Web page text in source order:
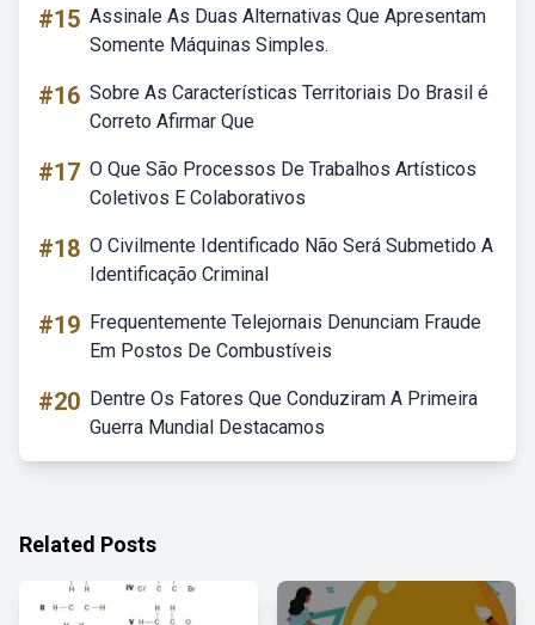
#15 Assinale As Duas Alternativas Que Apresentam
Somente Máquinas Simples.
#16 Sobre As Características Territoriais Do Brasil é
Correto Afirmar Que
#17 O Que São Processos De Trabalhos Artísticos
Coletivos E Colaborativos
#18 O Civilmente Identificado Não Será Submetido A
Identificação Criminal
#19 Frequentemente Telejornais Denunciam Fraude
Em Postos De Combustíveis
#20 Dentre Os Fatores Que Conduziram A Primeira
Guerra Mundial Destacamos
Related Posts